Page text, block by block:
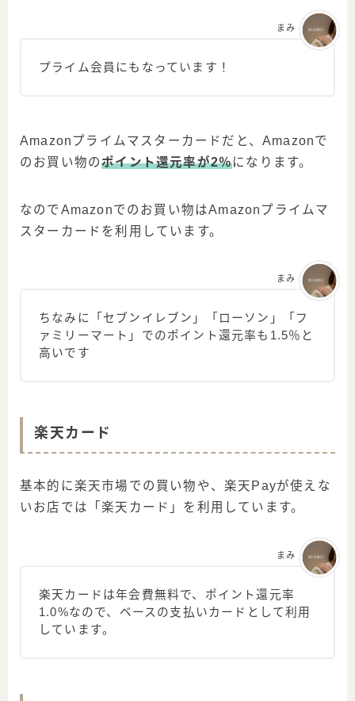
プライム会員にもなっています！
まみ
Amazonプライムマスターカードだと、Amazonで
のお買い物のポイント還元率が2％になります。
なのでAmazonでのお買い物はAmazonプライムマ
スターカードを利用しています。
ちなみに「セブンイレブン」「ローソン」「フ
ァミリーマート」でのポイント還元率も1.5％と
高いです
まみ
楽天カード
基本的に楽天市場での買い物や、楽天Payが使えな
いお店では「楽天カード」を利用しています。
楽天カードは年会費無料で、ポイント還元率
1.0%なので、ベースの支払いカードとして利用
しています。
まみ